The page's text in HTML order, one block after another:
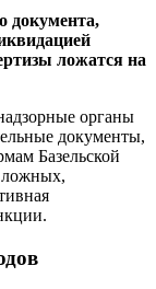
документа,
ложатся на
органы
документы,
Базельской
ложных,